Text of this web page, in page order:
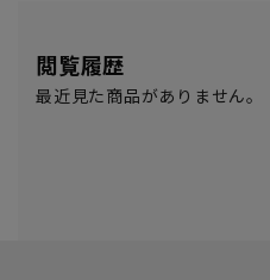
閲覧履歴
最近見た商品がありません。